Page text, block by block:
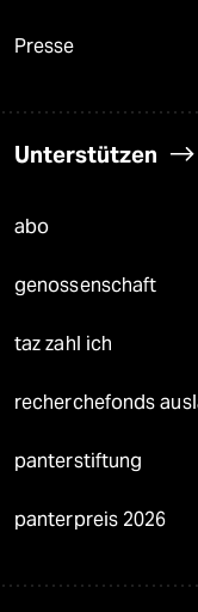
Presse
Unterstützen
abo
genossenschaft
taz zahl ich
recherchefonds
panterstiftung
panterpreis 2026